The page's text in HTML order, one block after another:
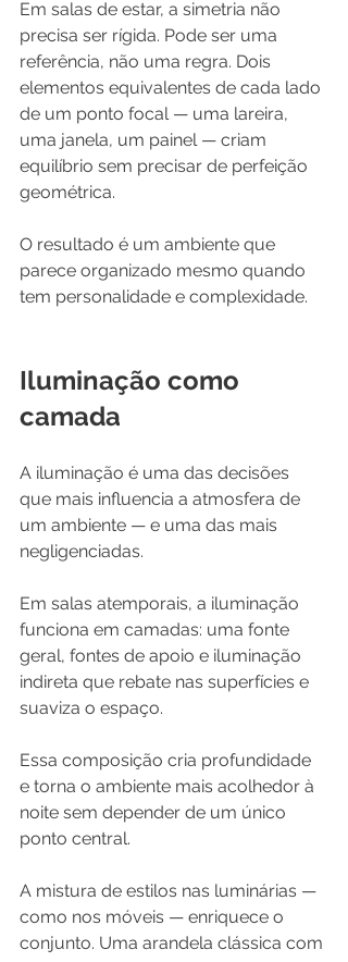
Em salas de estar, a simetria não
precisa ser rígida. Pode ser uma
referência, não uma regra. Dois
elementos equivalentes de cada lado
de um ponto focal — uma lareira,
uma janela, um painel — criam
equilíbrio sem precisar de perfeição
geométrica.
O resultado é um ambiente que
parece organizado mesmo quando
tem personalidade e complexidade.
Iluminação como
camada
A iluminação é uma das decisões
que mais influencia a atmosfera de
um ambiente — e uma das mais
negligenciadas.
Em salas atemporais, a iluminação
funciona em camadas: uma fonte
geral, fontes de apoio e iluminação
indireta que rebate nas superfícies e
suaviza o espaço.
Essa composição cria profundidade
e torna o ambiente mais acolhedor à
noite sem depender de um único
ponto central.
A mistura de estilos nas luminárias —
como nos móveis — enriquece o
conjunto. Uma arandela clássica com